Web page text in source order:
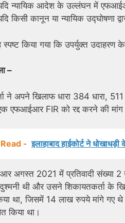
न्यायिक आदेश के उल्लंघन में
किसी कानून या न्यायिक उद्घोषणा
स्पष्ट किया गया कि उपर्युक्त
–
ने अपने खिलाफ धारा 384 धारा,
एफआईआर FIR को रद्द करने की मांग
- इलाहाबाद हाईकोर्ट ने
अगस्त 2021 में प्रतिवादी संख्या 2
थी और उसने शिकायतकर्ता के
था, जिसमें 14 लाख रुपये मांगे गए
किया था।